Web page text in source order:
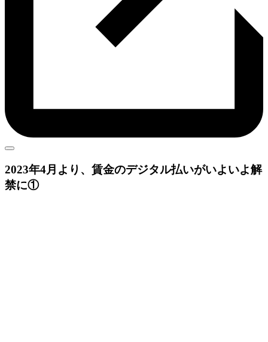
2023年4月より、賃金のデジタル払いがいよいよ解
禁に①